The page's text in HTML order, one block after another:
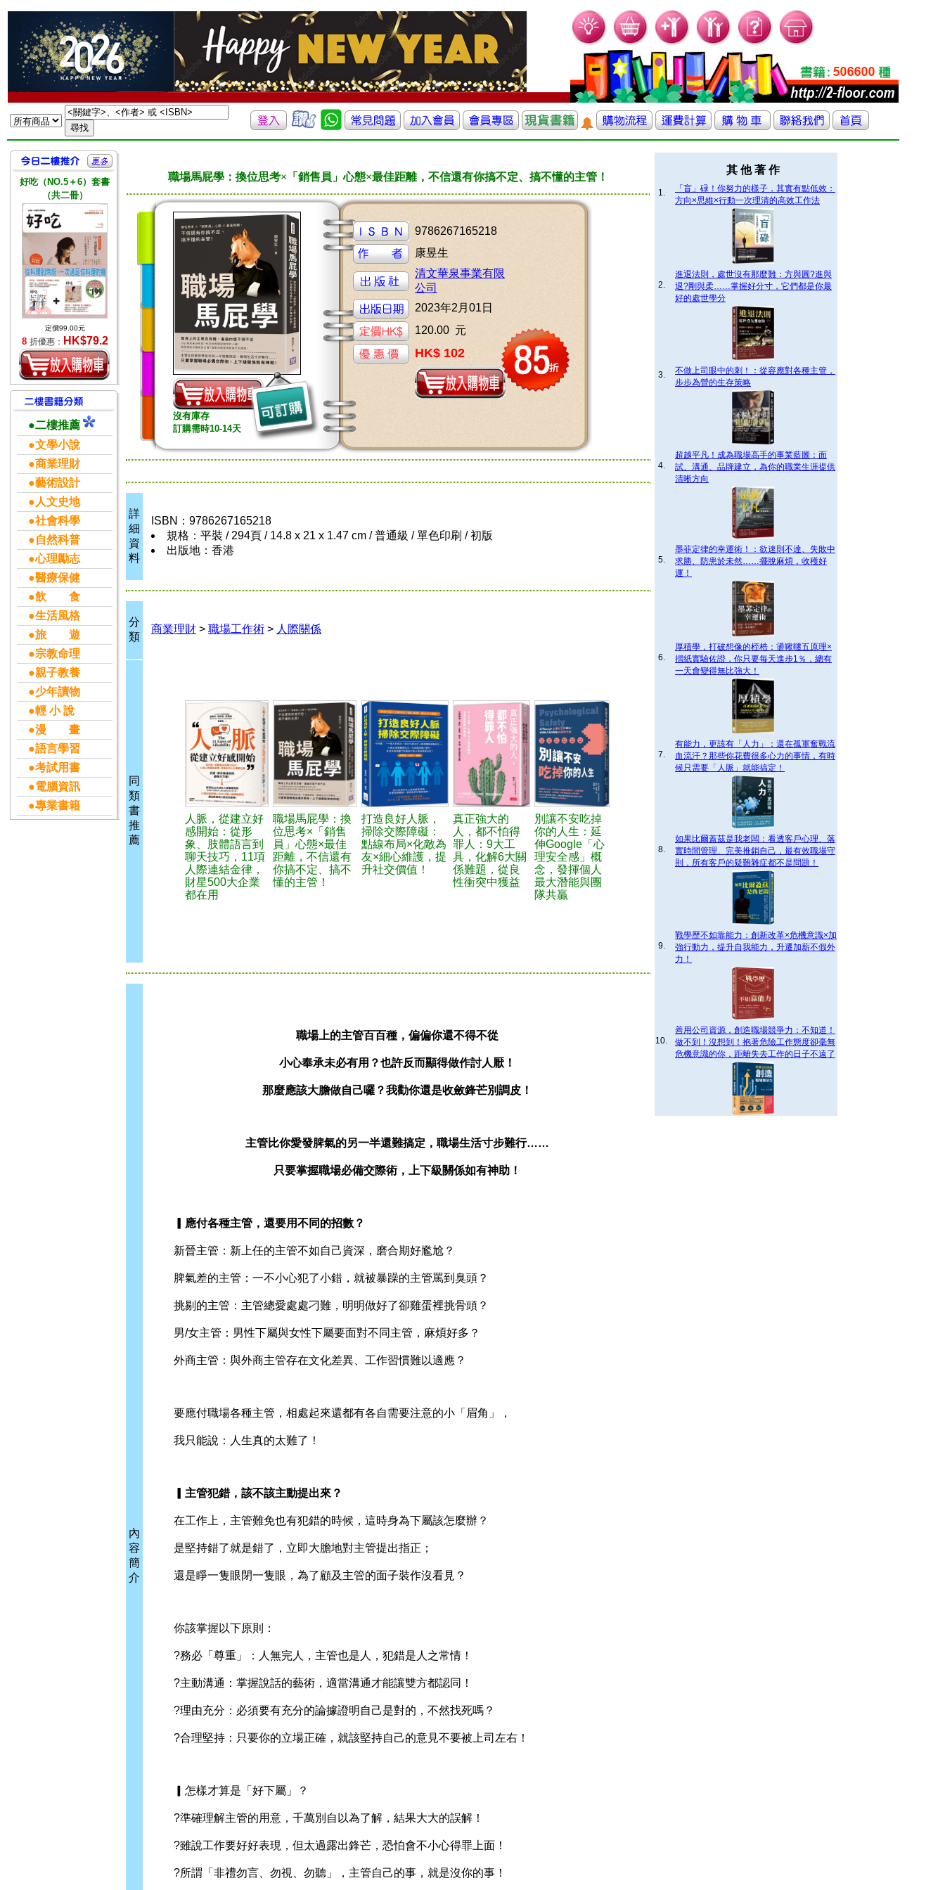
好吃（NO.5＋6）套書
（共二冊）
定價99.00元
8 折優惠： HK$79.2
●二樓推薦
●文學小說
●商業理財
●藝術設計
●人文史地
●社會科學
●自然科普
●心理勵志
●醫療保健
●飲 食
●生活風格
●旅 遊
●宗教命理
●親子教養
●少年讀物
●輕 小 說
●漫 畫
●語言學習
●考試用書
●電腦資訊
●專業書籍
職場馬屁學：換位思考×「銷售員」心態×最佳距離，不信還有你搞不定、搞不懂的主管！
沒有庫存
訂購需時10-14天
9786267165218
康昱生
清文華泉事業有限
公司
2023年2月01日
120.00 元
HK$ 102
詳
細
資
料
ISBN：9786267165218
規格：平裝 / 294頁 / 14.8 x 21 x 1.47 cm / 普通級 / 單色印刷 / 初版
出版地：香港
分
類
商業理財 > 職場工作術 > 人際關係
同
類
書
推
薦
人脈，從建立好
感開始：從形
象、肢體語言到
聊天技巧，11項
人際連結金律，
財星500大企業
都在用
職場馬屁學：換
位思考×「銷售
員」心態×最佳
距離，不信還有
你搞不定、搞不
懂的主管！
打造良好人脈，
掃除交際障礙：
點線布局×化敵為
友×細心維護，提
升社交價值！
真正強大的
人，都不怕得
罪人：9大工
具，化解6大關
係難題，從良
性衝突中獲益
別讓不安吃掉
你的人生：延
伸Google「心
理安全感」概
念，發揮個人
最大潛能與團
隊共贏
內
容
簡
介
職場上的主管百百種，偏偏你還不得不從
小心奉承未必有用？也許反而顯得做作討人厭！
那麼應該大膽做自己囉？我勸你還是收斂鋒芒別調皮！
主管比你愛發脾氣的另一半還難搞定，職場生活寸步難行……
只要掌握職場必備交際術，上下級關係如有神助！
▎應付各種主管，還要用不同的招數？
新晉主管：新上任的主管不如自己資深，磨合期好尷尬？
脾氣差的主管：一不小心犯了小錯，就被暴躁的主管罵到臭頭？
挑剔的主管：主管總愛處處刁難，明明做好了卻雞蛋裡挑骨頭？
男/女主管：男性下屬與女性下屬要面對不同主管，麻煩好多？
外商主管：與外商主管存在文化差異、工作習慣難以適應？
要應付職場各種主管，相處起來還都有各自需要注意的小「眉角」，
我只能說：人生真的太難了！
▎主管犯錯，該不該主動提出來？
在工作上，主管難免也有犯錯的時候，這時身為下屬該怎麼辦？
是堅持錯了就是錯了，立即大膽地對主管提出指正；
還是睜一隻眼閉一隻眼，為了顧及主管的面子裝作沒看見？
你該掌握以下原則：
?務必「尊重」：人無完人，主管也是人，犯錯是人之常情！
?主動溝通：掌握說話的藝術，適當溝通才能讓雙方都認同！
?理由充分：必須要有充分的論據證明自己是對的，不然找死嗎？
?合理堅持：只要你的立場正確，就該堅持自己的意見不要被上司左右！
▎怎樣才算是「好下屬」？
?準確理解主管的用意，千萬別自以為了解，結果大大的誤解！
?雖說工作要好好表現，但太過露出鋒芒，恐怕會不小心得罪上面！
?所謂「非禮勿言、勿視、勿聽」，主管自己的事，就是沒你的事！
其 他 著 作
1.
「盲」碌！你努力的樣子，其實有點低效：
方向×思維×行動一次理清的高效工作法
2.
進退法則，處世沒有那麼難：方與圓?進與
退?剛與柔……掌握好分寸，它們都是你最
好的處世學分
3.
不做上司眼中的刺！：從容應對各種主管，
步步為營的生存策略
4.
超越平凡！成為職場高手的事業藍圖：面
試、溝通、品牌建立，為你的職業生涯提供
清晰方向
5.
墨菲定律的幸運術！：欲速則不達、失敗中
求勝、防患於未然……擺脫麻煩，收穫好
運！
6.
厚積學，打破想像的桎梏：盪鞦韆五原理×
摺紙實驗佐證，你只要每天進步1％，總有
一天會變得無比強大！
7.
有能力，更該有「人力」：還在孤軍奮戰流
血流汗？那些你花費很多心力的事情，有時
候只需要「人脈」就能搞定！
8.
如果比爾蓋茲是我老闆：看透客戶心理、落
實時間管理、完美推銷自己，最有效職場守
則，所有客戶的疑難雜症都不是問題！
9.
戰學歷不如靠能力：創新改革×危機意識×加
強行動力，提升自我能力，升遷加薪不假外
力！
10.
善用公司資源，創造職場競爭力：不知道！
做不到！沒想到！抱著危險工作態度卻毫無
危機意識的你，距離失去工作的日子不遠了